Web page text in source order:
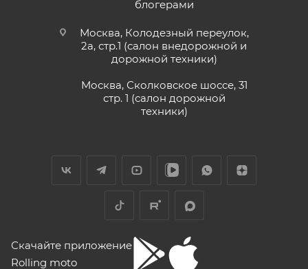
блогерами
Москва, Колодезный переулок,
2а, стр.1 (салон внедорожной и
дорожной техники)
Москва, Сколковское шоссе, 31
стр. 1 (салон дорожной
техники)
Скачайте приложение
Rolling moto